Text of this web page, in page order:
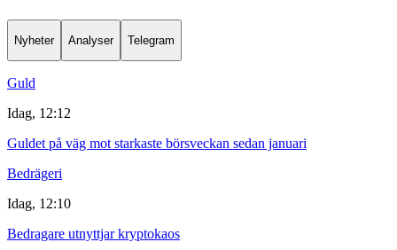
Nyheter Analyser Telegram
Guld
Idag, 12:12
Guldet på väg mot starkaste börsveckan sedan januari
Bedrägeri
Idag, 12:10
Bedragare utnyttjar kryptokaos